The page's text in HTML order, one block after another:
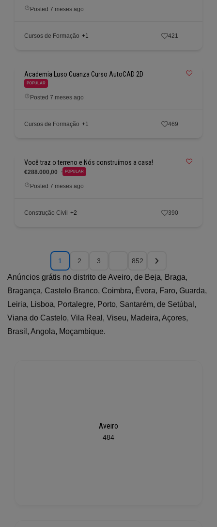
Posted 7 meses ago
Cursos de Formação +1 421
Academia Luso Cuanza Curso AutoCAD 2D
POPULAR
Posted 7 meses ago
Cursos de Formação +1 469
Você traz o terreno e Nós construímos a casa!
€288.000,00 POPULAR
Posted 7 meses ago
Construção Civil +2 390
1 2 3 852
Anúncios grátis no distrito de Aveiro, de Beja, Braga,
Bragança, Castelo Branco, Coimbra, Évora, Faro, Guarda,
Leiria, Lisboa, Portalegre, Porto, Santarém, de Setúbal,
Viana do Castelo, Vila Real, Viseu, Madeira, Açores,
Brasil, Angola, Moçambique.
Aveiro
484